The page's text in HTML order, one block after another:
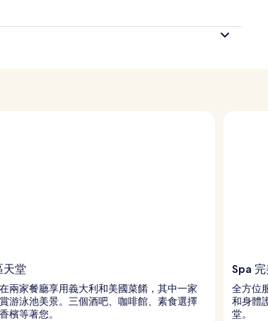
天堂
兩家餐廳享用義大利和美國菜餚，其中一家
游泳池美景。三個酒吧、咖啡館、素食選擇
檳等著您。
Spa 完
全方位
和身體
堂。